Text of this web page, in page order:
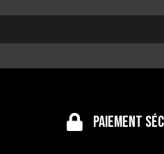
Paiement